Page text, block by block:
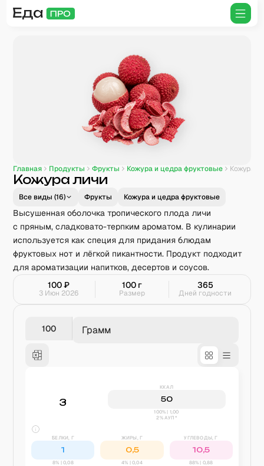
Главная Продукты Фрукты Кожура и цедра фруктовые
Кожура личи
Все виды (16) Фрукты Кожура и цедра фруктовые
Высушенная оболочка тропического плода личи
с пряным, сладковато-терпким ароматом. В кулинарии
используется как специя для придания блюдам
фруктовых нот и лёгкой пикантности. Продукт подходит
для ароматизации напитков, десертов и соусов.
100₽
3 Июн 2026
100 г
Размер
365
Дней годности
Грамм
3
ККАЛ
50
100% | 1,00
2% АУП*
БЕЛКИ, Г
1
8% |0,08
ЖИРЫ, Г
0,5
4% |0,04
УГЛЕВОДЫ, Г
10,5
88% | 0,88